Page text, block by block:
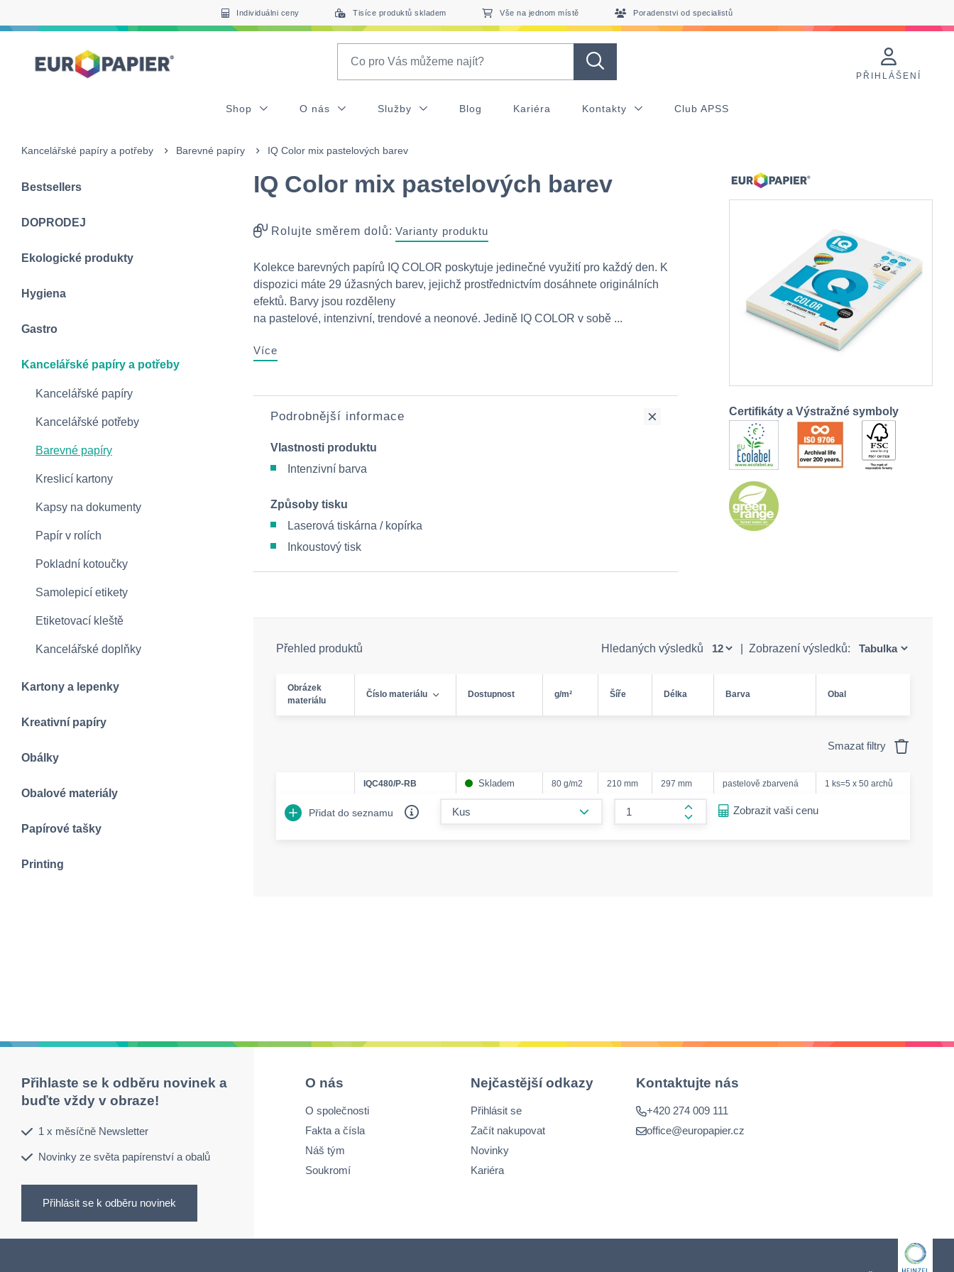
Individuálni ceny Tisíce produktů skladem Vše na jednom místě Poradenstvi od specialistů
PŘIHLÁŠENÍ
Shop O nás Služby Blog Kariéra Kontakty Club APSS
Kancelářské papíry a potřeby Barevné papíry IQ Color mix pastelových barev
Bestsellers
DOPRODEJ
Ekologické produkty
Hygiena
Gastro
Kancelářské papíry a potřeby
Kancelářské papíry
Kancelářské potřeby
Barevné papíry
Kreslicí kartony
Kapsy na dokumenty
Papír v rolích
Pokladní kotoučky
Samolepicí etikety
Etiketovací kleště
Kancelářské doplňky
Kartony a lepenky
Kreativní papíry
Obálky
Obalové materiály
Papírové tašky
Printing
IQ Color mix pastelových barev
Rolujte směrem dolů: Varianty produktu
Kolekce barevných papírů IQ COLOR poskytuje jedinečné využití pro každý den. K
dispozici máte 29 úžasných barev, jejichž prostřednictvím dosáhnete originálních
efektů. Barvy jsou rozděleny
na pastelové, intenzivní, trendové a neonové. Jedině IQ COLOR v sobě ...
Více
Podrobnější informace
Vlastnosti produktu
Intenzivní barva
Způsoby tisku
Laserová tiskárna / kopírka
Inkoustový tisk
Certifikáty a Výstražné symboly
Přehled produktů Hledaných výsledků Zobrazení výsledků:
Obrázek
materiálu
Číslo materiálu Dostupnost g/m² Šíře Délka Barva Obal
Smazat filtry
IQC480/P-RB Skladem 80 g/m2 210 mm 297 mm pastelově zbarvená 1 ks=5 x 50 archů
Přidat do seznamu
form.increase-amount
Zobrazit vaši cenu
Přihlaste se k odběru novinek a
buďte vždy v obraze!
1 x měsíčně Newsletter
Novinky ze světa papírenství a obalů
Přihlásit se k odběru novinek
O nás
O společnosti
Fakta a čísla
Náš tým
Soukromí
Nejčastější odkazy
Přihlásit se
Začít nakupovat
Novinky
Kariéra
Kontaktujte nás
+420 274 009 111
office@europapier.cz